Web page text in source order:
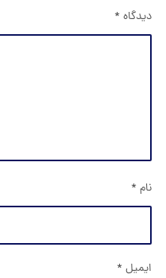
دیدگاه *
نام *
ایمیل *